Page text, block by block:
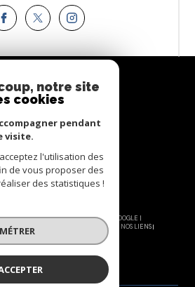
connecter
| TRADUCTION POWERED BY GOOGLE |
SITE MENTIONS LÉGALES ADMIN
NOS LIENS
RGPD
notre site
cookies
pendant
visite.
l'utilisation des
de vous proposer des
des statistiques !